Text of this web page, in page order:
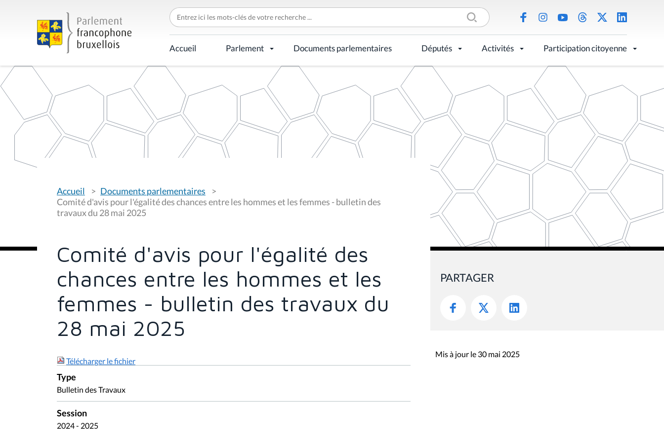
C
h
e
r
c
h
r
p
Accueil Parlement Documents parlementaires Députés Activités Participation citoyenne
o
u
s
ê
c
:
Accueil
Documents parlementaires
Comité d'avis pour l'égalité des chances entre les hommes et les femmes - bulletin des
travaux du 28 mai 2025
Comité d'avis pour l'égalité des
chances entre les hommes et les
femmes - bulletin des travaux du
28 mai 2025
Télécharger le fichier
Type
Bulletin des Travaux
Session
2024 - 2025
PARTAGER
Mis à jour le 30 mai 2025